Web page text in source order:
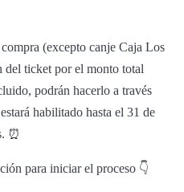
(excepto canje Caja Los
del ticket por el monto total
podrán hacerlo a través
habilitado hasta el 31 de
⏰
para iniciar el proceso 👇